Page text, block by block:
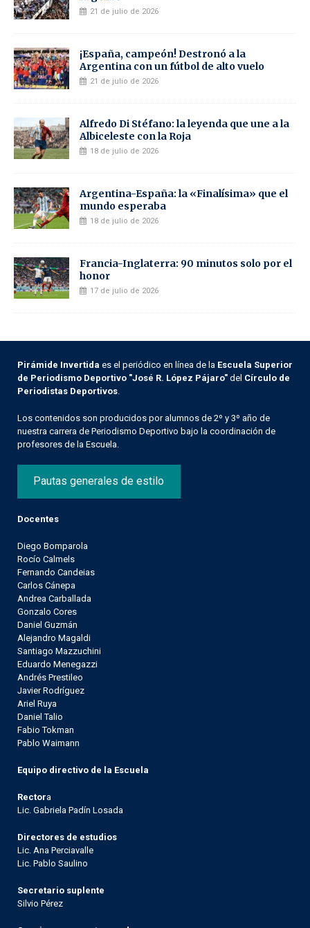
21 de julio de 2026
¡España, campeón! Destronó a la
Argentina con un fútbol de alto vuelo
21 de julio de 2026
Alfredo Di Stéfano: la leyenda que une a la
Albiceleste con la Roja
18 de julio de 2026
Argentina-España: la «Finalísima» que el
mundo esperaba
18 de julio de 2026
Francia-Inglaterra: 90 minutos solo por el
honor
17 de julio de 2026
Pirámide Invertida es el periódico en línea de la Escuela Superior
de Periodismo Deportivo "José R. López Pájaro" del Círculo de
Periodistas Deportivos
Los contenidos son producidos por alumnos de 2º y 3º año de
nuestra carrera de Periodismo Deportivo bajo la coordinación de
profesores de la Escuela.
Pautas generales de estilo
Docentes
Diego Bomparola
Rocío Calmels
Fernando Candeias
Carlos Cánepa
Andrea Carballada
Gonzalo Cores
Daniel Guzmán
Alejandro Magaldi
Santiago Mazzuchini
Eduardo Menegazzi
Andrés Prestileo
Javier Rodríguez
Ariel Ruya
Daniel Talio
Fabio Tokman
Pablo Waimann
Equipo directivo de la Escuela
Rectora
Lic. Gabriela Padín Losada
Directores de estudios
Lic. Ana Perciavalle
Lic. Pablo Saulino
Secretario suplente
Silvio Pérez